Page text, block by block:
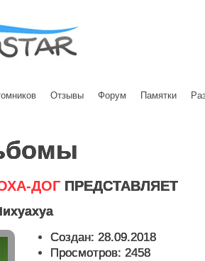
Отзывы Форум Памятки
ДОГ ПРЕДСТАВЛЯЕТ
Создан: 28.09.2018
Просмотров: 2458